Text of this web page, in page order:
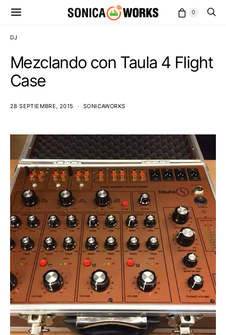
0
DJ
Mezclando con Taula 4 Flight
Case
28 SEPTIEMBRE, 2015 SONICAWORKS